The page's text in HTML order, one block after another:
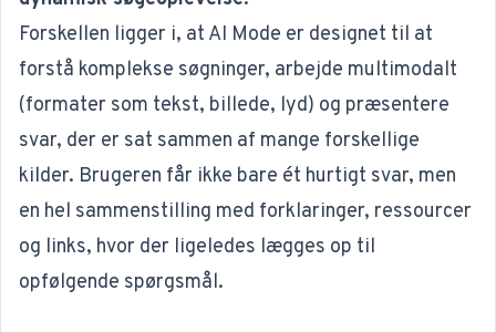
Forskellen ligger i, at AI Mode er designet til at
forstå komplekse søgninger, arbejde multimodalt
(formater som tekst, billede, lyd) og præsentere
svar, der er sat sammen af mange forskellige
kilder. Brugeren får ikke bare ét hurtigt svar, men
en hel sammenstilling med forklaringer, ressourcer
og links, hvor der ligeledes lægges op til
opfølgende spørgsmål.